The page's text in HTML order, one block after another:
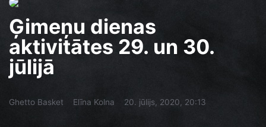
Ģimeņu dienas
aktivitātes 29. un 30.
jūlijā
Ghetto Basket Elīna Kolna 20. jūlijs, 2020, 20:13